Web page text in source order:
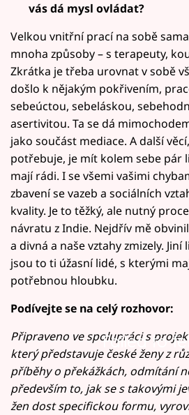
vás dá mysl ovládat?
Velkou vnitřní prací na sobě
mnoha způsoby – s terapeuty,
Zkrátka je třeba urovnat v sobě
došlo k nějakým pokřivením,
sebeúctou, sebeláskou,
asertivitou. Ta se dá
jako součást mediace. A další
potřebuje, je mít kolem sebe pár
mají rádi. I se všemi vašimi
zbavení se vazeb a sociálních
kvality. Je to těžký, ale nutný
návratu z Indie. Nejdřív mě
a divná a naše vztahy zmizely.
jsou to ti úžasní lidé, s kterými
potřebnou hloubku.
Podívejte se na celý rozhovor:
Failed to
Připraveno ve spolupráci s
který představuje české ženy z
příběhy o překážkách, odmítání
především to, jak se s takovými
žen dost specifickou formu,